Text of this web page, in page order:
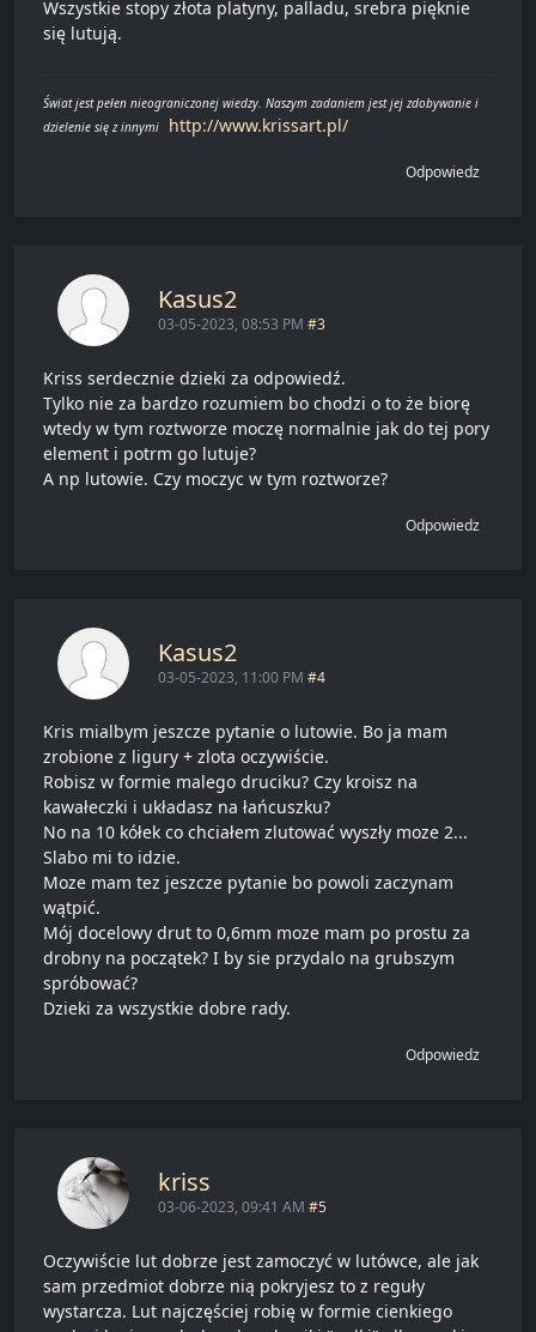
Wszystkie stopy złota platyny, palladu, srebra pięknie
się lutują.
Świat jest pełen nieograniczonej wiedzy. Naszym zadaniem jest jej zdobywanie i
dzielenie się z innymi
http://www.krissart.pl/
Odpowiedz
Kasus2
03-05-2023, 08:53 PM #3
Kriss serdecznie dzieki za odpowiedź.
Tylko nie za bardzo rozumiem bo chodzi o to że biorę
wtedy w tym roztworze moczę normalnie jak do tej pory
element i potrm go lutuje?
A np lutowie. Czy moczyc w tym roztworze?
Odpowiedz
Kasus2
03-05-2023, 11:00 PM #4
Kris mialbym jeszcze pytanie o lutowie. Bo ja mam
zrobione z ligury + zlota oczywiście.
Robisz w formie malego druciku? Czy kroisz na
kawałeczki i układasz na łańcuszku?
No na 10 kółek co chciałem zlutować wyszły moze 2...
Slabo mi to idzie.
Moze mam tez jeszcze pytanie bo powoli zaczynam
wątpić.
Mój docelowy drut to 0,6mm moze mam po prostu za
drobny na początek? I by sie przydalo na grubszym
spróbować?
Dzieki za wszystkie dobre rady.
Odpowiedz
kriss
03-06-2023, 09:41 AM #5
Oczywiście lut dobrze jest zamoczyć w lutówce, ale jak
sam przedmiot dobrze nią pokryjesz to z reguły
wystarcza. Lut najczęściej robię w formie cienkiego